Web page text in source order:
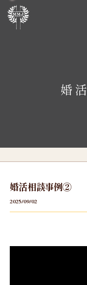
婚
婚活相談事例②
2025/09/02